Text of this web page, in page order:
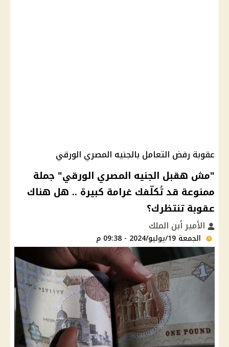
عقوبة رفض التعامل بالجنيه المصري الورقي
"مش هقبل الجنيه المصري الورقي" جملة
ممنوعة قد تُكلّفك غرامة كبيرة .. هل هناك
عقوبة تنتظرك؟
الأمير أبن الملك
الجمعة 19/يوليو/2024 - 09:38 م